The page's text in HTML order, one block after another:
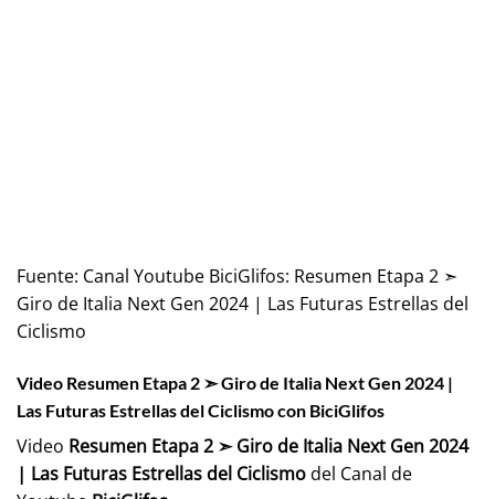
Fuente: Canal Youtube BiciGlifos: Resumen Etapa 2 ➣
Giro de Italia Next Gen 2024 | Las Futuras Estrellas del
Ciclismo
Video Resumen Etapa 2 ➣ Giro de Italia Next Gen 2024 |
Las Futuras Estrellas del Ciclismo con BiciGlifos
Video Resumen Etapa 2 ➣ Giro de Italia Next Gen 2024
| Las Futuras Estrellas del Ciclismodel Canal de